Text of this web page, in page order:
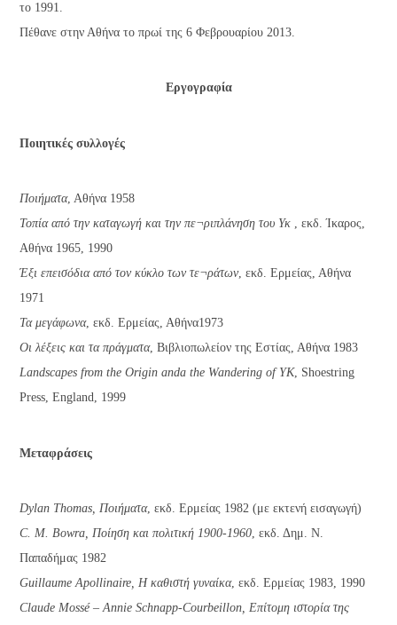
το 1991.
Πέθανε στην Αθήνα το πρωί της 6 Φεβρουαρίου 2013.
Εργογραφία
Ποιητικές συλλογές
Ποιήματα, Αθήνα 1958
Τοπία από την καταγωγή και την πε¬ριπλάνηση του Υκ , εκδ. Ίκαρος,
Αθήνα 1965, 1990
Έξι επεισόδια από τον κύκλο των τε¬ράτων, εκδ. Ερμείας, Αθήνα
1971
Τα μεγάφωνα, εκδ. Ερμείας, Αθήνα1973
Οι λέξεις και τα πράγματα, Βιβλιοπωλείον της Εστίας, Αθήνα 1983
Landscapes from the Origin anda the Wandering of YK, Shoestring
Press, England, 1999
Μεταφράσεις
Dylan Thomas, Ποιήματα, εκδ. Ερμείας 1982 (με εκτενή εισαγωγή)
C. M. Bowra, Ποίηση και πολιτική 1900-1960, εκδ. Δημ. Ν.
Παπαδήμας 1982
Guillaume Apollinaire, Η καθιστή γυναίκα, εκδ. Ερμείας 1983, 1990
Claude Mossé – Annie Schnapp-Courbeillon, Επίτομη ιστορία της